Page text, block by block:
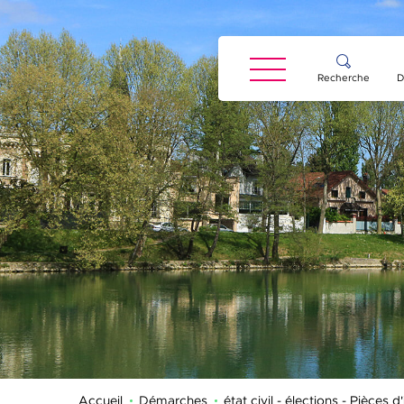
Recherche
Accueil Démarches état civil - élections - Pièces
Panneau de gestion des cookies